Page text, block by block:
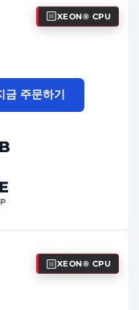
XEON® CPU
금 주문하기
XEON® CPU